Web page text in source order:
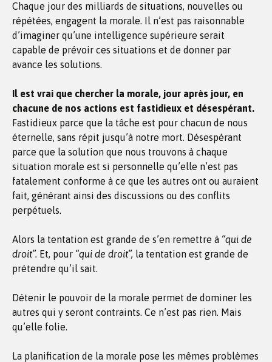
Chaque jour des milliards de situations, nouvelles ou
répétées, engagent la morale. Il n’est pas raisonnable
d’imaginer qu’une intelligence supérieure serait
capable de prévoir ces situations et de donner par
avance les solutions.
Il est vrai que chercher la morale, jour après jour, en
chacune de nos actions est fastidieux et désespérant.
Fastidieux parce que la tâche est pour chacun de nous
éternelle, sans répit jusqu’à notre mort. Désespérant
parce que la solution que nous trouvons à chaque
situation morale est si personnelle qu’elle n’est pas
fatalement conforme à ce que les autres ont ou auraient
fait, générant ainsi des discussions ou des conflits
perpétuels.
Alors la tentation est grande de s’en remettre à “qui de
droit”. Et, pour “qui de droit”, la tentation est grande de
prétendre qu’il sait.
Détenir le pouvoir de la morale permet de dominer les
autres qui y seront contraints. Ce n’est pas rien. Mais
qu’elle folie.
La planification de la morale pose les mêmes problèmes